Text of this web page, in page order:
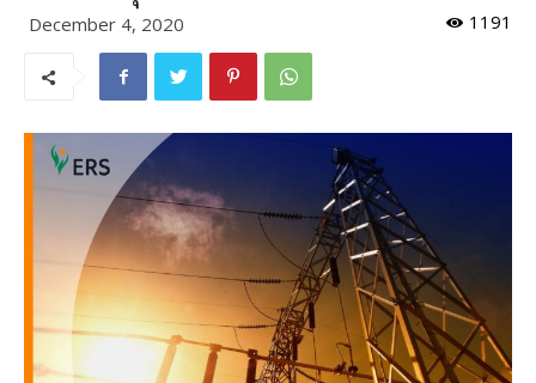
December 4, 2020 1191